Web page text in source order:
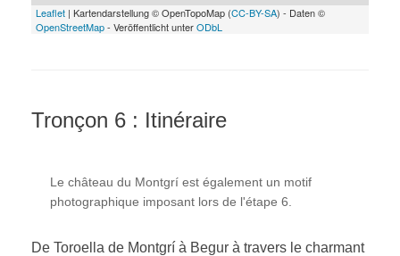
Leaflet | Kartendarstellung © OpenTopoMap (CC-BY-SA) - Daten ©
OpenStreetMap- Veröffentlicht unterODbL
Tronçon 6 : Itinéraire
Le château du Montgrí est également un motif
photographique imposant lors de l'étape 6.
De Toroella de Montgrí à Begur à travers le charmant